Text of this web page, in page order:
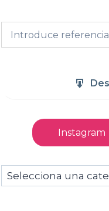
Instagram
Selecciona
una